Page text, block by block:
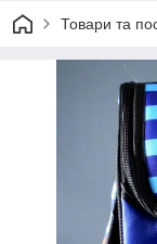
Товари та